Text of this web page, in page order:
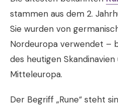
stammen aus dem 2.
Sie wurden von
Nordeuropa verwendet –
des heutigen Skandinavien
Mitteleuropa.
Der Begriff „Rune“ steht